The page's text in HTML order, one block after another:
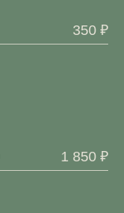
350 ₽
1 850 ₽